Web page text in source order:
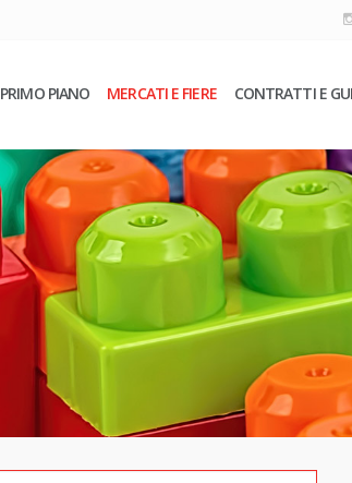
PRIMO PIANO MERCATI E FIERE CONTRATTI E